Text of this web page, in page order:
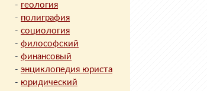
- геология
- полиграфия
- социология
- философский
- финансовый
- энциклопедия юриста
- юридический